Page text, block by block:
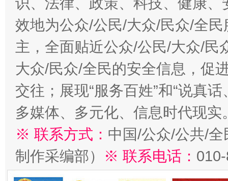
效地为公众/公民/大众/民众/全
主，全面贴近公众/公民/大众/民
大众/民众/全民的安全信息，促
交往；展现“服务百姓”和“说真
多媒体、多元化、信息时代现实
※ 联系方式： 中国/公众/公共/
制作采编部）
※ 联系电话：